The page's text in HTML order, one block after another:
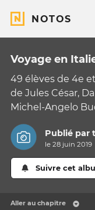
NOTOS
Voyage en
49 élèves de 4e
de Jules César,
Michel-Angelo
Publié par
le 28 juin 2019
Suivre cet
Aller au chapitre